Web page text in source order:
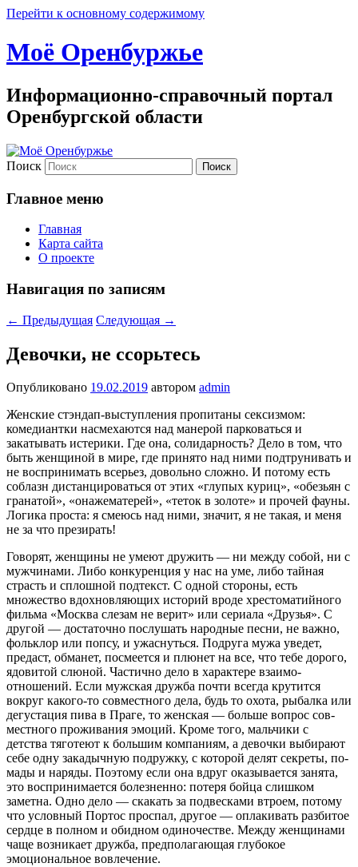
Перейти к основному содержимому
Моё Оренбуржье
Информационно-справочный портал
Оренбургской области
Поиск
Главное меню
Главная
Карта сайта
О проекте
Навигация по записям
← Предыдущая Следующая →
Девочки, не ссорьтесь
Опубликовано 19.02.2019 автором admin
Женские стэндап-выступления про­питаны сексизмом:
комедиантки на­смехаются над манерой парковаться и
закатывать истерики. Где она, соли­дарность? Дело в том, что
быть жен­щиной в мире, где принято над ними подтрунивать и
не воспринимать всерьез, довольно сложно. И пото­му есть
соблазн дистанцироваться от этих «глупых куриц», «обезьян с
гра­натой», «онажематерей», «теток в зо­лоте» и прочей фауны.
Логика про­ста: я смеюсь над ними, значит, я не такая, и меня
не за что презирать!
Говорят, женщины не умеют дру­жить — ни между собой, ни с
муж­чинами. Либо конкуренция у нас на уме, либо тайная
страсть и сплош­ной подтекст. С одной стороны, есть
множество вдохновляющих историй вроде хрестоматийного
фильма «Москва слезам не верит» или сери­ала «Друзья». С
другой — достаточно послушать народные песни, не важ­но,
фольклор или попсу, и ужаснуть­ся. Подруга мужа уведет,
предаст, обманет, посмеется и плюнет на все, что тебе дорого,
ядовитой слюной. Частично дело в характере взаимо­
отношений. Если мужская дружба почти всегда крутится
вокруг какого-то совместного дела, будь то охота, рыбалка или
дегустация пива в Пра­ге, то женская — больше вопрос сов­
местного проживания эмоций. Кро­ме того, мальчики с
детства тяготеют к большим компаниям, а девочки вы­бирают
себе одну закадычную под­ружку, с которой делят секреты, по­
мады и наряды. Поэтому если она вдруг оказывается занята,
это вос­принимается болезненно: поте­ря бойца слишком
заметна. Одно дело — скакать за подвесками втро­ем, потому
что условный Портос про­спал, другое — оплакивать разбитое
сердце в полном и обидном одино­честве. Между женщинами
чаще воз­никает дружба, предполагающая глу­бокое
эмоциональное вовлечение.